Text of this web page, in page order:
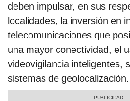
deben impulsar, en sus
localidades, la inversión en
telecomunicaciones que
una mayor conectividad, el
videovigilancia inteligentes,
sistemas de geolocalización.